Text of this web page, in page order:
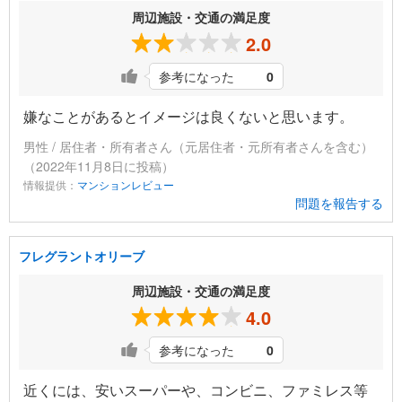
周辺施設・交通の満足度
2.0
参考になった 0
嫌なことがあるとイメージは良くないと思います。
男性 / 居住者・所有者さん（元居住者・元所有者さんを含む）
（2022年11月8日に投稿）
情報提供： マンションレビュー
問題を報告する
フレグラントオリーブ
周辺施設・交通の満足度
4.0
参考になった 0
近くには、安いスーパーや、コンビニ、ファミレス等